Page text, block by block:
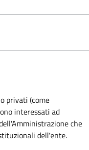
privati (come
interessati ad
che
dell'ente.